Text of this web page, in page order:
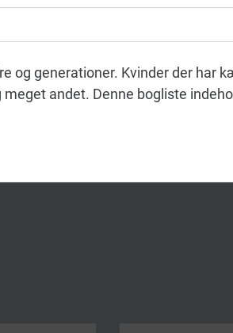
og generationer. Kvinder der har
andet. Denne bogliste